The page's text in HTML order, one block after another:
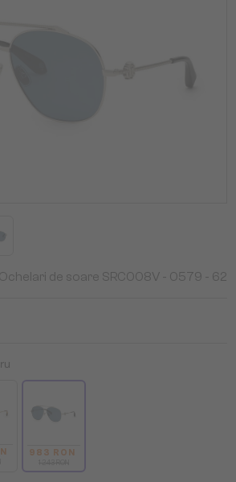
de soare SRC008V - 0579 - 62
983 RON